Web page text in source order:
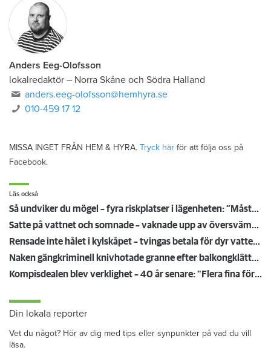
Anders Eeg-Olofsson
lokalredaktör – Norra Skåne och Södra Halland
anders.eeg-olofsson@hemhyra.se
010-459 17 12
MISSA INGET FRÅN HEM & HYRA. Tryck här för att följa oss på
Facebook.
Läs också
Så undviker du mögel – fyra riskplatser i lägenheten: ”Måste städa bort”
Satte på vattnet och somnade – vaknade upp av översvämning hos grannen
Rensade inte hålet i kylskåpet – tvingas betala för dyr vattenskada
Naken gängkriminell knivhotade granne efter balkongklättring
Kompisdealen blev verklighet – 40 år senare: "Flera fina fördelar med att dela bostad"
Din lokala reporter
Vet du något? Hör av dig med tips eller synpunkter på vad du vill
läsa.